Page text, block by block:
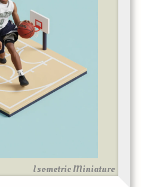
Isometric Miniature